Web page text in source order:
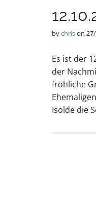
bychrison
Es ist der
der
fröhliche
Isolde die